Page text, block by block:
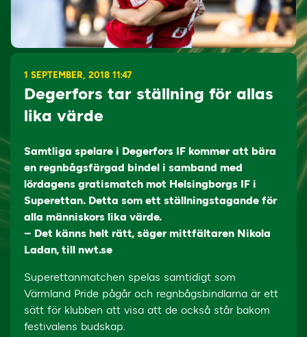
1 SEPTEMBER, 2018 11:47
Degerfors tar ställning för allas
lika värde
Samtliga spelare i Degerfors IF kommer att bära
en regnbågsfärgad bindel i samband med
lördagens gratismatch mot Helsingborgs IF i
Superettan. Detta som ett ställningstagande för
alla människors lika värde.
– Det känns helt rätt, säger mittfältaren Nikola
Ladan, till nwt.se
Superettanmatchen spelas samtidigt som
Värmland Pride pågår och regnbågsbindlarna är ett
sätt för klubben att visa att de också står bakom
festivalens budskap.